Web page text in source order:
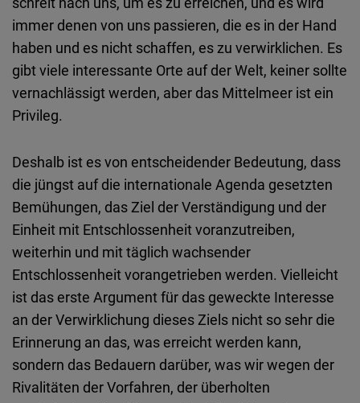
immer denen von uns passieren, die es in der Hand
haben und es nicht schaffen, es zu verwirklichen. Es
gibt viele interessante Orte auf der Welt, keiner sollte
vernachlässigt werden, aber das Mittelmeer ist ein
Privileg.
Deshalb ist es von entscheidender Bedeutung, dass
die jüngst auf die internationale Agenda gesetzten
Bemühungen, das Ziel der Verständigung und der
Einheit mit Entschlossenheit voranzutreiben,
weiterhin und mit täglich wachsender
Entschlossenheit vorangetrieben werden. Vielleicht
ist das erste Argument für das geweckte Interesse
an der Verwirklichung dieses Ziels nicht so sehr die
Erinnerung an das, was erreicht werden kann,
sondern das Bedauern darüber, was wir wegen der
Rivalitäten der Vorfahren, der überholten